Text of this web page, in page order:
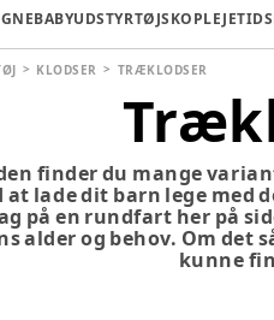
BABYUDSTYRTØJSKOPLEJETID
KLODSER TRÆKLODSER
finder du mange
at lade dit barn lege med
på en rundfart her på
alder og behov. Om det
kunne